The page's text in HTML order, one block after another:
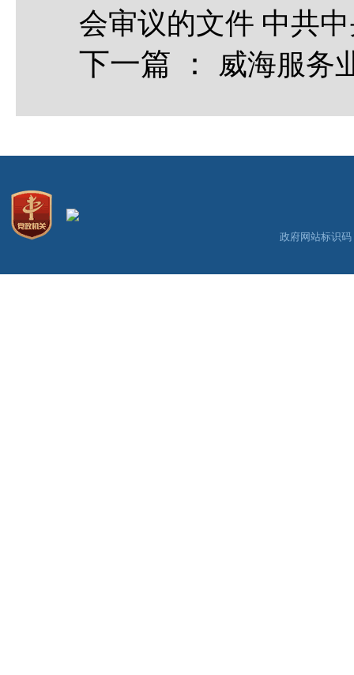
会审议的文件 中共
下一篇 ： 威海服务
政府网站标识码